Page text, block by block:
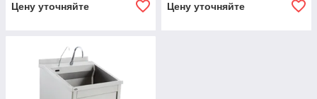
Цену уточняйте Цену уточняйте